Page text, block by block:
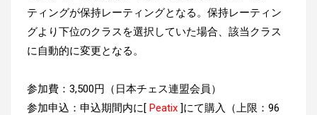
ティングが保持レーティングとなる。保持レーティン
グより下位のクラスを選択していた場合、該当クラス
に自動的に変更となる。
参加費：3,500円（日本チェス連盟会員）
参加申込：申込期間内に[ Peatix ]にて購入（上限：96